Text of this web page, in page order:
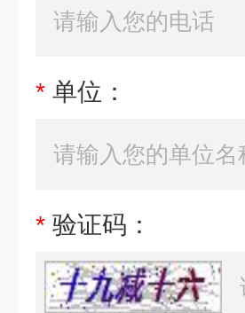
* 单位：
* 验证码：